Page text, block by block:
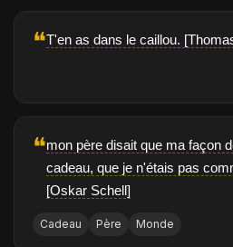
❝T'en as dans le caillou.
❝mon père disait que ma façon
cadeau, que je n'étais pas
[Oskar Schell]
Cadeau Père Monde